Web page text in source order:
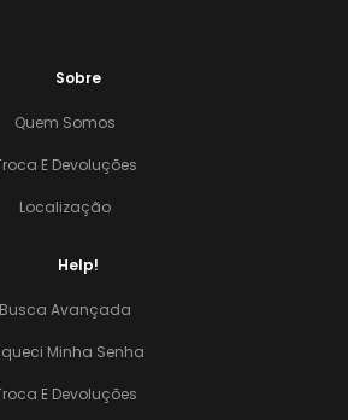
Sobre
Quem Somos
E Devoluções
Localização
Help!
Busca Avançada
Minha Senha
E Devoluções